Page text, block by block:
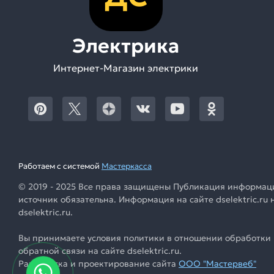
Электрика
Интернет-Магазин электрики
Работаем с системой Мастеркасса
© 2019 - 2025 Все права защищены Публикация
источник обязательна. Информация на сайте dselektric.ru
dselektric.ru.
Вы принимаете условия политики в отношении
обратной связи на сайте dselektric.ru.
Разработка и проектирование сайта ООО "Мастервеб"